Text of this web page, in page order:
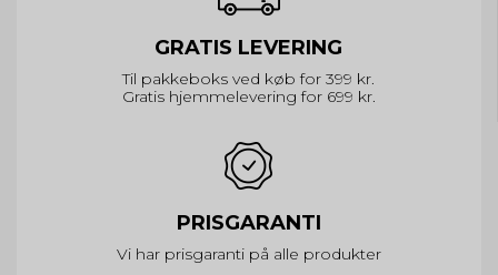
GRATIS LEVERING
Til pakkeboks ved køb for 399 kr.
Gratis hjemmelevering for 699 kr.
PRISGARANTI
Vi har prisgaranti på alle produkter